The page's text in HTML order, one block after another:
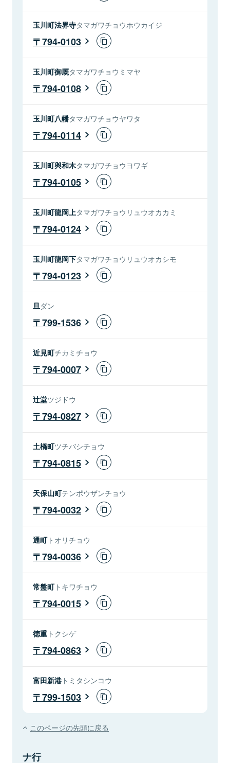
玉川町法界寺タマガワチョウホウカイジ
794-0103
玉川町御厩タマガワチョウミマヤ
794-0108
玉川町八幡タマガワチョウヤワタ
794-0114
玉川町與和木タマガワチョウヨワギ
794-0105
玉川町龍岡上タマガワチョウリュウオカカミ
794-0124
玉川町龍岡下タマガワチョウリュウオカシモ
794-0123
旦ダン
799-1536
近見町チカミチョウ
794-0007
辻堂ツジドウ
794-0827
土橋町ツチバシチョウ
794-0815
天保山町テンポウザンチョウ
794-0032
通町トオリチョウ
794-0036
常盤町トキワチョウ
794-0015
徳重 トクシゲ
794-0863
富田新港 トミタシンコウ
799-1503
このページの先頭に戻る
ナ行